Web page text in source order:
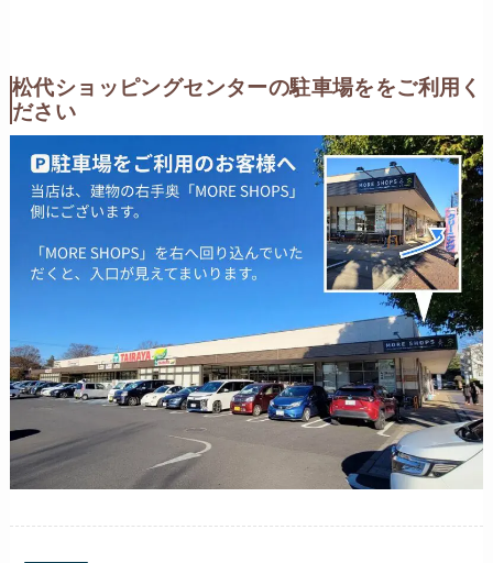
松代ショッピングセンターの駐車場ををご利用く
ださい